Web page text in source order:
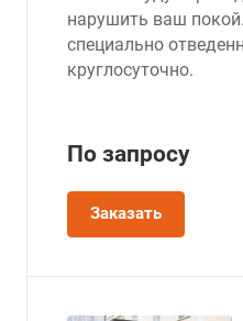
нарушить ваш
специально
круглосуточно.
По запросу
Заказать